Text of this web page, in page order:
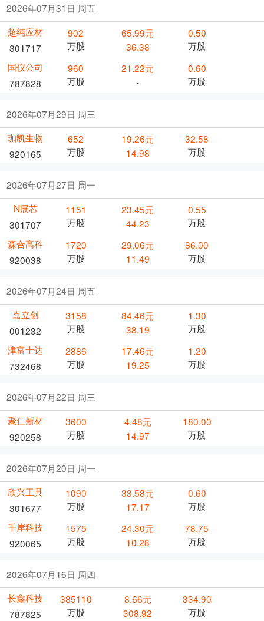
2026年07月31日 周五
超纯应材
301717
902
万股
65.99元
36.38
0.50
万股
国仪公司
787828
960
万股
21.22元
-
0.60
万股
2026年07月29日 周三
珈凯生物
920165
652
万股
19.26元
14.98
32.58
万股
2026年07月27日 周一
N展芯
301707
1151
万股
23.45元
44.23
0.55
万股
森合高科
920038
1720
万股
29.06元
11.49
86.00
万股
2026年07月24日 周五
嘉立创
001232
3158
万股
84.46元
38.19
1.30
万股
津富士达
732468
2886
万股
17.46元
19.25
1.20
万股
2026年07月22日 周三
聚仁新材
920258
3600
万股
4.48元
14.97
180.00
万股
2026年07月20日 周一
欣兴工具
301677
1090
万股
33.58元
17.17
0.60
万股
千岸科技
920065
1575
万股
24.30元
10.28
78.75
万股
2026年07月16日 周四
长鑫科技
787825
385110
万股
8.66元
308.92
334.90
万股